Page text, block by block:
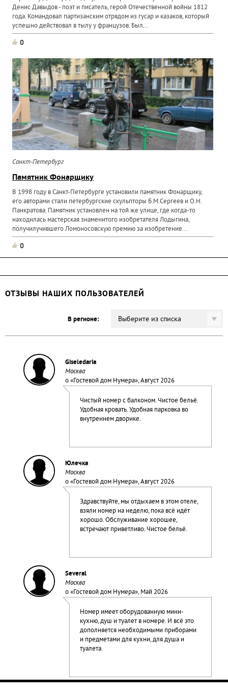
Денис Давыдов - поэт и писатель, герой Отечественной войны 1812
года. Командовал партизанским отрядом из гусар и казаков, который
успешно действовал в тылу у французов. Был...
0
Санкт-Петербург
Памятник Фонарщику
В 1998 году в Санкт-Петербурге установили памятник Фонарщику,
его авторами стали петербургские скульпторы Б.М.Сергеев и О.Н.
Панкратова. Памятник установлен на той же улице, где когда-то
находилась мастерская знаменитого изобретателя Лодыгина,
получилучившего Ломоносовскую премию за изобретение...
0
ОТЗЫВЫ НАШИХ ПОЛЬЗОВАТЕЛЕЙ
В регионе: Выберите из списка
Giseledaria
Москва
о «Гостевой дом Нумера», Август 2026
Чистый номер с балконом. Чистое бельё.
Удобная кровать. Удобная парковка во
внутреннем дворике.
Юлечка
Москва
о «Гостевой дом Нумера», Август 2026
Здравствуйте, мы отдыхаем в этом отеле,
взяли номер на неделю, пока всё идёт
хорошо. Обслуживание хорошее,
встречают приветливо. Чистое бельё.
Several
Москва
о «Гостевой дом Нумера», Май 2026
Номер имеет оборудованную мини-
кухню, душ и туалет в номере. И всё это
дополняется необходимыми приборами
и предметами для кухни, для душа и
туалета.